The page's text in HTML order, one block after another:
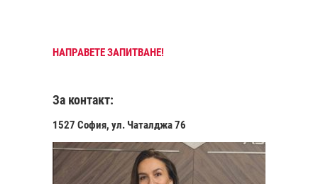
НАПРАВЕТЕ ЗАПИТВАНЕ!
За контакт:
1527 София, ул. Чаталджа 76